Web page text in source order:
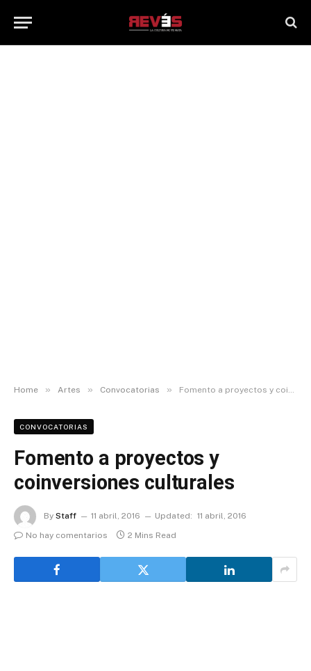
Home » Artes » Convocatorias » Fomento a proyectos y coinversiones culturales
CONVOCATORIAS
Fomento a proyectos y
coinversiones culturales
By Staff 11 abril, 2016 Updated: 11 abril, 2016
No hay comentarios
2 Mins Read